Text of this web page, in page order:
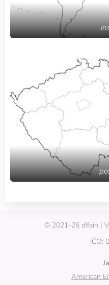
© 2021-26 d!fain |
IČO:
American